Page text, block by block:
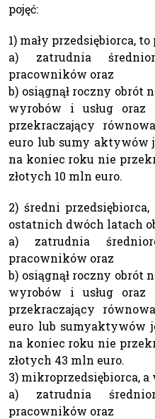
pojęć:
1) mały przedsiębiorca,
a) zatrudnia
pracowników oraz
b) osiągnął roczny obrót
wyrobów i usług oraz
przekraczający
euro lub sumy aktywów
na koniec roku nie
złotych 10 mln euro.
2) średni
ostatnich dwóch latach
a) zatrudnia
pracowników oraz
b) osiągnął roczny obrót
wyrobów i usług oraz
przekraczający
euro lub sumyaktywów
na koniec roku nie
złotych 43 mln euro.
3) mikroprzedsiębiorca,
a) zatrudnia
pracowników oraz